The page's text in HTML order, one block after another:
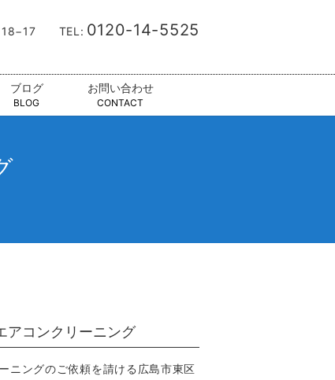
目18−17 TEL: 0120-14-5525
ブログ
BLOG
お問い合わせ
CONTACT
コンクリーニング
ニングのご依頼を請ける広島市東区